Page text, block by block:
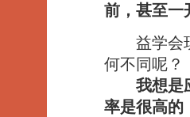
前，甚至一
益学会现
何不同呢？
我想是
率是很高的